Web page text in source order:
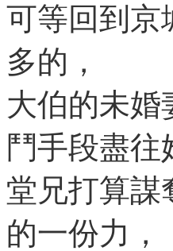
可等回到京
多的，
大伯的未婚
鬥手段盡往
堂兄打算謀
的一份力，